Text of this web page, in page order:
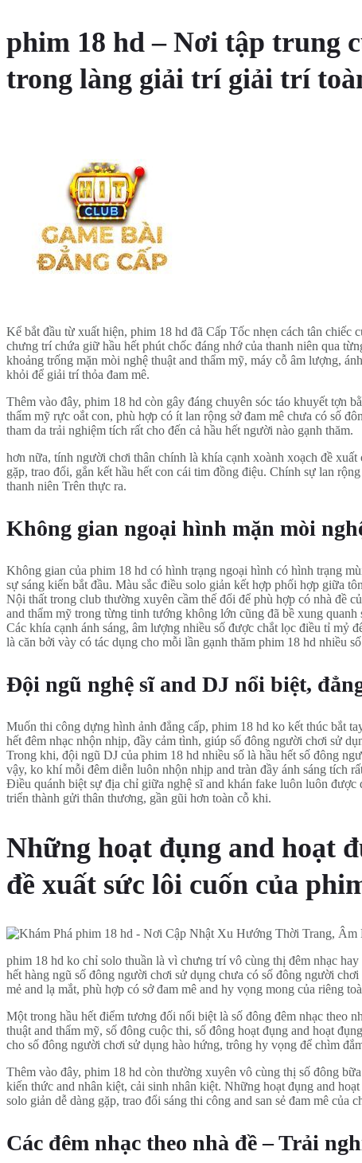
phim 18 hd – Nơi tập trung
trong làng giải trí giải trí
Kể bắt đầu từ xuất hiện, phim 18 hd đã Cấp Tốc nhẹn cách tân
chưng trí chứa giữ hầu hết phút chốc đáng nhớ của thanh niên qua
khoảng trống mặn mòi nghệ thuật and thẩm mỹ, máy cỗ âm lượng,
khỏi để giải trí thỏa đam mê.
Thêm vào đây, phim 18 hd còn gây đáng chuyên sóc táo khuyết tợn
thẩm mỹ rực oắt con, phù hợp có ít lan rộng sở đam mê chưa có số
tham da trải nghiệm tích rất cho đến cả hầu hết người nào gạnh thăm.
hơn nữa, tính người chơi thân chính là khía cạnh xoành xoạch đề
gặp, trao đổi, gắn kết hầu hết con cái tim đồng điệu. Chính sự lan
thanh niên Trên thực ra.
Không gian ngoại hình mặn mòi
Không gian của phim 18 hd có hình trạng ngoại hình có hình trạng
sự sáng kiến bắt đầu. Màu sắc điều solo giản kết hợp phối hợp giữa
Nội thất trong club thường xuyên cầm thế đổi để phù hợp có nhà đề
and thẩm mỹ trong từng tinh tướng không lớn cũng đã bề xung
Các khía cạnh ánh sáng, âm lượng nhiều số được chắt lọc điều tỉ mỷ
là căn bởi vày có tác dụng cho mỗi lần gạnh thăm phim 18 hd nhiều
Đội ngũ nghệ sĩ and DJ nổi biệt,
Muốn thi công dựng hình ảnh đẳng cấp, phim 18 hd ko kết thúc bắt
hết đêm nhạc nhộn nhịp, đầy cảm tình, giúp số đông người chơi sử
Trong khi, đội ngũ DJ của phim 18 hd nhiều số là hầu hết số đông
vậy, ko khí mỗi đêm diễn luôn nhộn nhịp and tràn đầy ánh sáng tích
Điều quánh biệt sự địa chỉ giữa nghệ sĩ and khán fake luôn luôn
triển thành gửi thân thương, gần gũi hơn toàn cỗ khi.
Những hoạt đụng and hoạt
đề xuất sức lôi cuốn của
phim 18 hd ko chỉ solo thuần là vì chưng trí vô cùng thị đêm nhạc
hết hàng ngũ số đông người chơi sử dụng chưa có số đông người
mẻ and lạ mắt, phù hợp có sở đam mê and hy vọng mong của riêng
Một trong hầu hết điểm tương đối nổi biệt là số đông đêm nhạc theo
thuật and thẩm mỹ, số đông cuộc thi, số đông hoạt đụng and hoạt
cho số đông người chơi sử dụng hào hứng, trông hy vọng để chìm
Thêm vào đây, phim 18 hd còn thường xuyên vô cùng thị số đông
kiến thức and nhân kiệt, cải sinh nhân kiệt. Những hoạt đụng and
solo giản dễ dàng gặp, trao đổi sáng thi công and san sẻ đam mê của
Các đêm nhạc theo nhà đề – Trải